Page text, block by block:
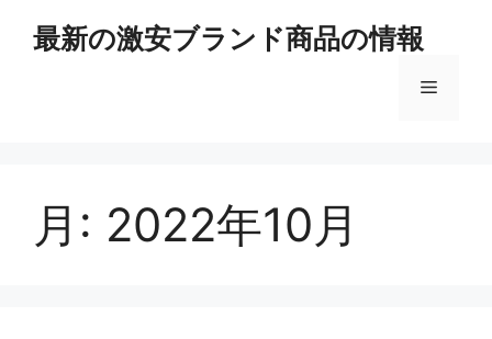
最新の激安ブランド商品の情報
メ
月: 2022年10月